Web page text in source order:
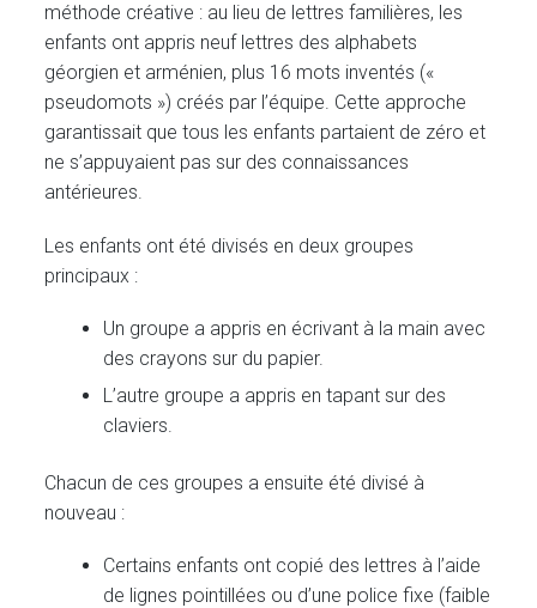
méthode créative : au lieu de lettres familières, les
enfants ont appris neuf lettres des alphabets
géorgien et arménien, plus 16 mots inventés («
pseudomots ») créés par l’équipe. Cette approche
garantissait que tous les enfants partaient de zéro et
ne s’appuyaient pas sur des connaissances
antérieures.
Les enfants ont été divisés en deux groupes
principaux :
Un groupe a appris en écrivant à la main avec
des crayons sur du papier.
L’autre groupe a appris en tapant sur des
claviers.
Chacun de ces groupes a ensuite été divisé à
nouveau :
Certains enfants ont copié des lettres à l’aide
de lignes pointillées ou d’une police fixe (faible